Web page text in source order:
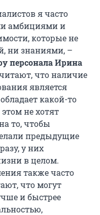
я часто
амбициями и
которые не
ни знаниями, –
персонала Ирина
что наличие
является
какой-то
не хотят
то, чтобы
предыдущие
у них
в целом.
также часто
что могут
и быстрее